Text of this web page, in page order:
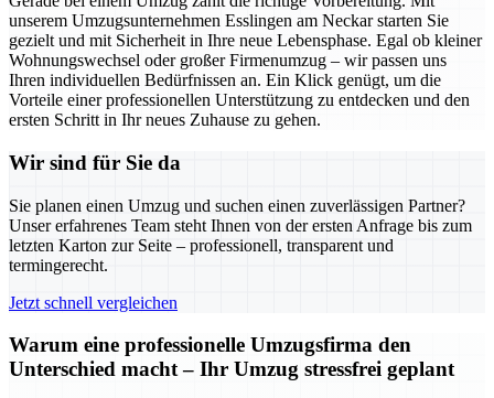
unserem Umzugsunternehmen Esslingen am Neckar starten Sie
gezielt und mit Sicherheit in Ihre neue Lebensphase. Egal ob kleiner
Wohnungswechsel oder großer Firmenumzug – wir passen uns
Ihren individuellen Bedürfnissen an. Ein Klick genügt, um die
Vorteile einer professionellen Unterstützung zu entdecken und den
ersten Schritt in Ihr neues Zuhause zu gehen.
Wir sind für Sie da
Sie planen einen Umzug und suchen einen zuverlässigen Partner?
Unser erfahrenes Team steht Ihnen von der ersten Anfrage bis zum
letzten Karton zur Seite – professionell, transparent und
termingerecht.
Jetzt schnell vergleichen
Warum eine professionelle Umzugsfirma den
Unterschied macht – Ihr Umzug stressfrei geplant